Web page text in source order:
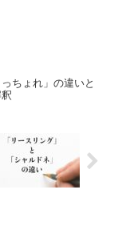
ちょれ」の違いと